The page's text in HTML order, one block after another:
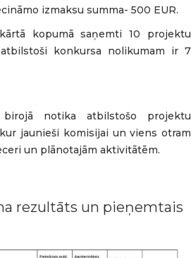
izmaksu summa- 500 EUR.
kopumā saņemti 10 projektu
konkursa nolikumam ir 7
birojā notika atbilstošo projektu
jaunieši komisijai un viens otram
un plānotajām aktivitātēm.
rezultāts un pieņemtais